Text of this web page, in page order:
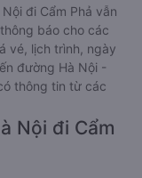
đi Cẩm Phả vẫn
báo cho các
vé, lịch trình, ngày
đường Hà Nội -
thông tin từ các
Nội đi Cẩm